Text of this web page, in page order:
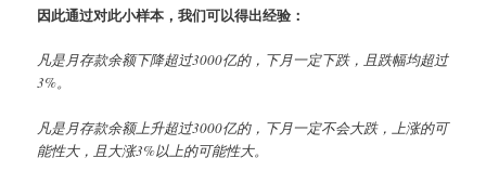
因此通过对此小样本，我们可以得出经验：
凡是月存款余额下降超过3000亿的，下月一定下跌，且跌幅均超过
3%。
凡是月存款余额上升超过3000亿的，下月一定不会大跌，上涨的可
能性大，且大涨3%以上的可能性大。